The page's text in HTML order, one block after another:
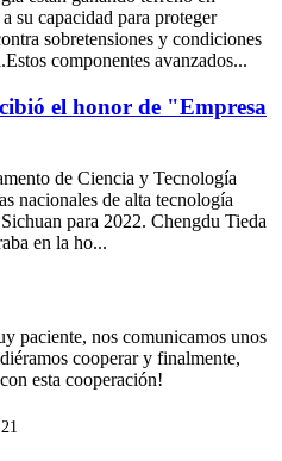
su capacidad para proteger
sobretensiones y condiciones
componentes avanzados...
el honor de "Empresa
de Ciencia y Tecnología
nacionales de alta tecnología
para 2022. Chengdu Tieda
en la ho...
paciente, nos comunicamos unos
cooperar y finalmente,
esta cooperación!